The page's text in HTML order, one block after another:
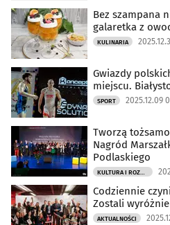
Bez szampana
galaretka z
KULINARIA
Gwiazdy
miejscu.
SPORT 2025.12.09
Tworzą
Nagród
Podlaskiego
KULTURA I ROZRYWKA
Codziennie
Zostali
AKTUALNOŚCI